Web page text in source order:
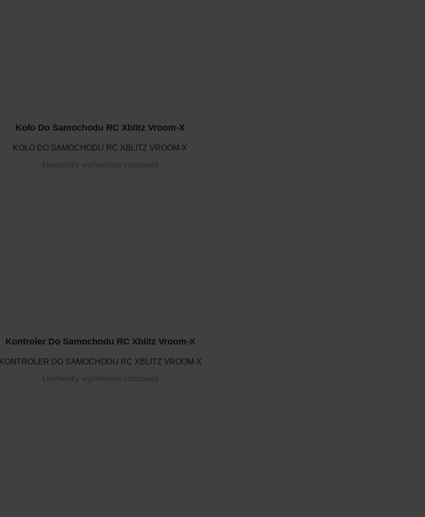
Koło Do Samochodu RC Xblitz Vroom-X
KOŁO DO SAMOCHODU RC XBLITZ VROOM-X
Elementy wymienne zabawek
Kontroler Do Samochodu RC Xblitz Vroom-X
KONTROLER DO SAMOCHODU RC XBLITZ VROOM-X
Elementy wymienne zabawek